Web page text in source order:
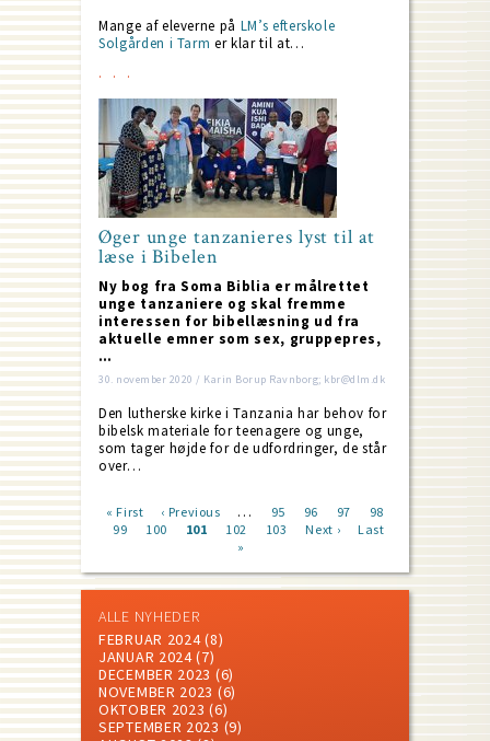
Mange af eleverne på LM’s efterskole
Solgården i Tarm er klar til at…
Øger unge tanzanieres lyst til at
læse i Bibelen
Ny bog fra Soma Biblia er målrettet
unge tanzaniere og skal fremme
interessen for bibellæsning ud fra
aktuelle emner som sex, gruppepres,
…
30. november 2020 / Karin Borup Ravnborg; kbr@dlm.dk
Den lutherske kirke i Tanzania har behov for
bibelsk materiale for teenagere og unge,
som tager højde for de udfordringer, de står
over…
Pagination
First
page
« First
Previous
page
‹ Previous … Page
95 Page
96 Page
97 Page
98
Page
99 Page
100
Current
101 Page
102 Page
103
Next
Next ›
Last
Last
»
ALLE NYHEDER
FEBRUAR 2024(8)
JANUAR 2024(7)
DECEMBER 2023 (6)
NOVEMBER 2023 (6)
OKTOBER 2023 (6)
SEPTEMBER 2023 (9)